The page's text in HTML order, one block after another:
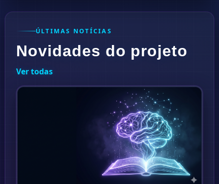
ÚLTIMAS NOTÍCIAS
Novidades do projeto
Ver todas